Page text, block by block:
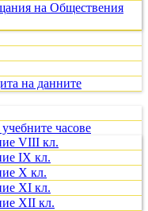
на Обществения
на данните
часове
VIII кл.
IX кл.
X кл.
XI кл.
XII кл.